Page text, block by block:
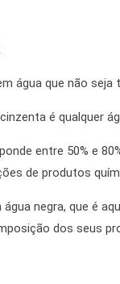
água que não
é qualquer
entre 50% e
de produtos
água negra, que é
dos seus